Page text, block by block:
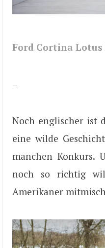
Ford Cortina Lotus
–
Noch englischer ist
eine wilde
manchen Konkurs.
noch so richtig
Amerikaner